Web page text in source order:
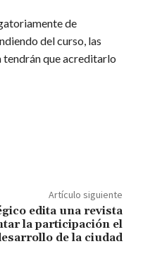
de
del curso, las
tendrán que acreditarlo
Artículo siguiente
edita una revista
la participación el
de la ciudad